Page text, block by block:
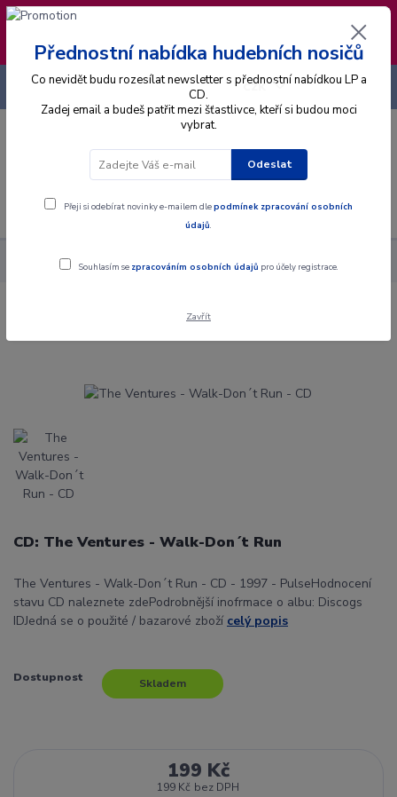
❣️ Od 4.8. do 13.8. čerpám dovolenou. Datum
expedice objednávek se posouvá na pátek
14.8.2026 🐋
Menu
CZK
+420 725 736 293
Alba CD The Ventures - Walk-Don´t Run - CD
The Ventures - Walk-Don´t Run - CD
CD: The Ventures - Walk-Don´t Run
The Ventures - Walk-Don´t Run - CD - 1997 - PulseHodnocení
stavu CD naleznete zdePodrobnější inofrmace o albu: Discogs
IDJedná se o použité / bazarové zboží celý popis
Dostupnost Skladem
199 Kč
199 Kč bez DPH
Přednostní nabídka hudebních nosičů
Co nevidět budu rozesílat newsletter s přednostní nabídkou LP a
CD.
Zadej email a budeš patřit mezi šťastlivce, kteří si budou moci
vybrat.
Odeslat
Přeji si odebírat novinky e-mailem dlepodmínek zpracování osobních
údajů.
Souhlasím se zpracováním osobních údajů pro účely registrace.
Zavřít